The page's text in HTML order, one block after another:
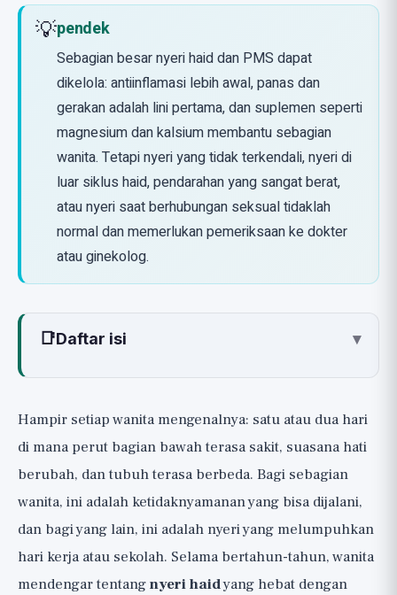
💡pendek
Sebagian besar nyeri haid dan PMS dapat
dikelola: antiinflamasi lebih awal, panas dan
gerakan adalah lini pertama, dan suplemen seperti
magnesium dan kalsium membantu sebagian
wanita. Tetapi nyeri yang tidak terkendali, nyeri di
luar siklus haid, pendarahan yang sangat berat,
atau nyeri saat berhubungan seksual tidaklah
normal dan memerlukan pemeriksaan ke dokter
atau ginekolog.
📑Daftar isi ▾
Peredaan Cepat: Lini Pertama yang
Benar-Benar Berhasil 🟢
1. Antiinflamasi (NSAID), dan yang Terpenting:
Lebih Awal
2. Panas: Sederhana dan Efektif Hampir
Seperti Ibuprofen
3. Gerakan: Justru Saat Paling Tidak Ingin
Hampir setiap wanita mengenalnya: satu atau dua hari
di mana perut bagian bawah terasa sakit, suasana hati
berubah, dan tubuh terasa berbeda. Bagi sebagian
wanita, ini adalah ketidaknyamanan yang bisa dijalani,
dan bagi yang lain, ini adalah nyeri yang melumpuhkan
hari kerja atau sekolah. Selama bertahun-tahun, wanita
mendengar tentangnyeri haidyang hebat dengan